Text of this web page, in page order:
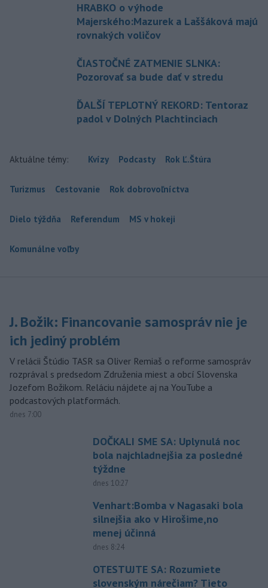
HRABKO o výhode
Majerského:Mazurek a Laššáková majú
rovnakých voličov
ČIASTOČNÉ ZATMENIE SLNKA:
Pozorovať sa bude dať v stredu
ĎALŠÍ TEPLOTNÝ REKORD: Tentoraz
padol v Dolných Plachtinciach
Aktuálne témy: Kvízy Podcasty Rok Ľ.Štúra
Turizmus Cestovanie Rok dobrovoľníctva
Dielo týždňa Referendum MS v hokeji
Komunálne voľby
J. Božik: Financovanie samospráv nie je
ich jediný problém
V relácii Štúdio TASR sa Oliver Remiaš o reforme samospráv
rozprával s predsedom Združenia miest a obcí Slovenska
Jozefom Božikom. Reláciu nájdete aj na YouTube a
podcastových platformách.
dnes 7:00
DOČKALI SME SA: Uplynulá noc
bola najchladnejšia za posledné
týždne
dnes 10:27
Venhart:Bomba v Nagasaki bola
silnejšia ako v Hirošime,no
menej účinná
dnes 8:24
OTESTUJTE SA: Rozumiete
slovenským nárečiam? Tieto